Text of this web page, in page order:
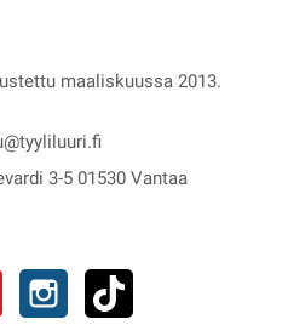
maaliskuussa 2013.
3-5 01530 Vantaa
Pinterest Instagram